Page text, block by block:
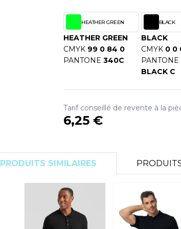
SANS
HEATHER GREEN
HEATHER GREEN
CMYK 99 0 84 0
PANTONE 340C
BLACK
BLACK
CMYK 0 0
PANTONE
BLACK C
Tarif conseillé de revente à la
6,25 €
PRODUITS SIMILAIRES